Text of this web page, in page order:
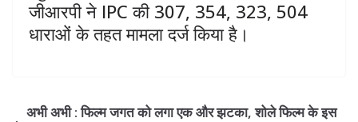
जीआरपी ने IPC की 307, 354, 323, 504
धाराओं के तहत मामला दर्ज किया है।
अभी अभी : फिल्म जगत को लगा एक और झटका, शोले फिल्म के इस